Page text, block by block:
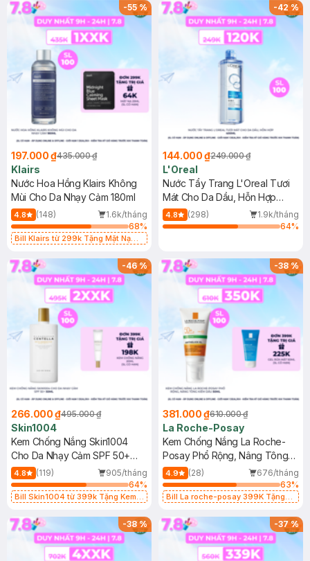
-55%
197.000 ₫435.000 ₫
Klairs
Nước Hoa Hồng Klairs Không
Mùi Cho Da Nhạy Cảm 180ml
4.8 (148)
1.6k/tháng
68%
Bill Klairs từ 299k Tặng Mặt Nạ
25ml (SL Có Hạn)
-42%
144.000 ₫249.000 ₫
L'Oreal
Nước Tẩy Trang L'Oreal Tươi
Mát Cho Da Dầu, Hỗn Hợp
400ml
4.8 (298)
1.9k/tháng
64%
-46%
266.000 ₫495.000 ₫
Skin1004
Kem Chống Nắng Skin1004
Cho Da Nhạy Cảm SPF 50+
50ml
4.8 (119)
905/tháng
64%
Bill Skin1004 từ 399k Tặng Kem
SPF 50+ 20ml (SL Có Hạn)
-38%
381.000 ₫610.000 ₫
La Roche-Posay
Kem Chống Nắng La Roche-
Posay Phổ Rộng, Nâng Tông
Kiềm Dầu 50ml
4.9 (28)
676/tháng
63%
Bill La roche-posay 399K Tặng
(SL có hạn)
-38% -37%